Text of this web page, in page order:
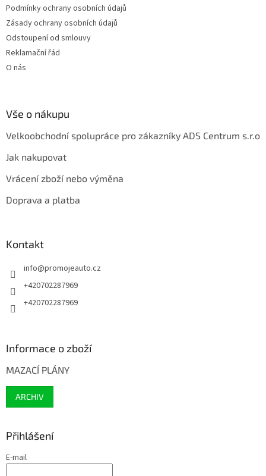
Podmínky ochrany osobních údajů
Zásady ochrany osobních údajů
Odstoupení od smlouvy
Reklamační řád
O nás
Vše o nákupu
Velkoobchodní spolupráce pro zákazníky ADS Centrum s.r.o
Jak nakupovat
Vrácení zboží nebo výměna
Doprava a platba
Kontakt
info@promojeauto.cz
+420702287969
+420702287969
Informace o zboží
MAZACÍ PLÁNY
ARCHIV
Přihlášení
E-mail